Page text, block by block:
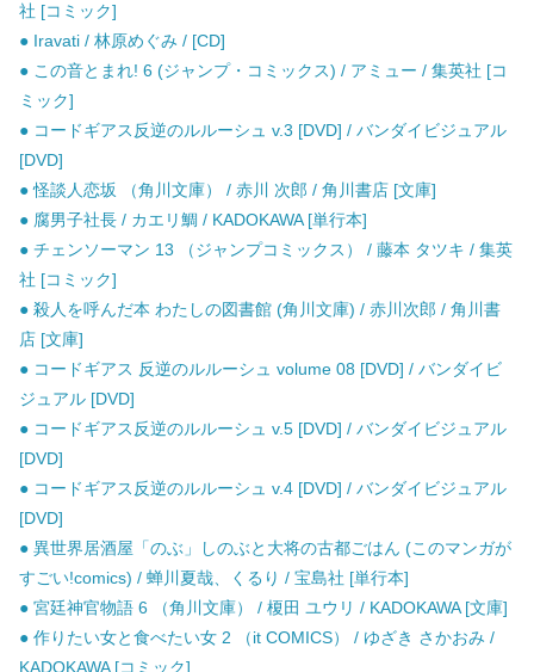
社 [コミック]
● Iravati / 林原めぐみ / [CD]
● この音とまれ! 6 (ジャンプ・コミックス) / アミュー / 集英社 [コ
ミック]
● コードギアス反逆のルルーシュ v.3 [DVD] / バンダイビジュアル
[DVD]
● 怪談人恋坂 （角川文庫） / 赤川 次郎 / 角川書店 [文庫]
● 腐男子社長 / カエリ鯛 / KADOKAWA [単行本]
● チェンソーマン 13 （ジャンプコミックス） / 藤本 タツキ / 集英
社 [コミック]
● 殺人を呼んだ本 わたしの図書館 (角川文庫) / 赤川次郎 / 角川書
店 [文庫]
● コードギアス 反逆のルルーシュ volume 08 [DVD] / バンダイビ
ジュアル [DVD]
● コードギアス反逆のルルーシュ v.5 [DVD] / バンダイビジュアル
[DVD]
● コードギアス反逆のルルーシュ v.4 [DVD] / バンダイビジュアル
[DVD]
● 異世界居酒屋「のぶ」しのぶと大将の古都ごはん (このマンガが
すごい!comics) / 蝉川夏哉、くるり / 宝島社 [単行本]
● 宮廷神官物語 6 （角川文庫） / 榎田 ユウリ / KADOKAWA [文庫]
● 作りたい女と食べたい女 2 （it COMICS） / ゆざき さかおみ /
KADOKAWA [コミック]